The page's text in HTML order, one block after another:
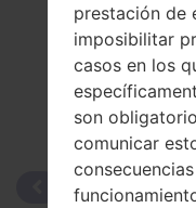
prestación de
imposibilitar
casos en los
son
comunicar